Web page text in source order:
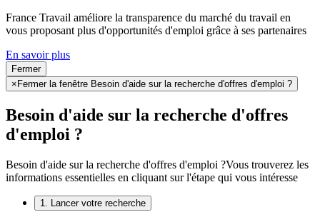
France Travail améliore la transparence du marché du travail en
vous proposant plus d'opportunités d'emploi grâce à ses partenaires
En savoir plus
Fermer
× Fermer la fenêtre Besoin d'aide sur la recherche d'offres d'emploi ?
Besoin d'aide sur la recherche d'offres
d'emploi ?
Besoin d'aide sur la recherche d'offres d'emploi ?Vous trouverez les
informations essentielles en cliquant sur l'étape qui vous intéresse
1. Lancer votre recherche